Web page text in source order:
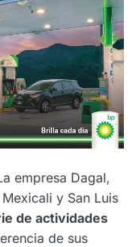
empresa Dagal,
y San Luis
de actividades
de sus